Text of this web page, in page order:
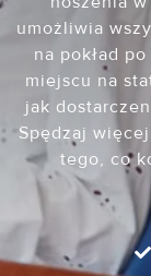
umożliwia
na pokład
miejscu na
jak
Spędzaj
tego, co